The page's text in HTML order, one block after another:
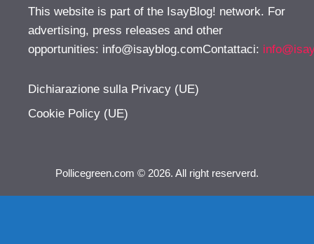
This website is part of the IsayBlog! network. For
advertising, press releases and other
opportunities: info@isayblog.comContattaci:
Dichiarazione sulla Privacy (UE)
Cookie Policy (UE)
Pollicegreen.com © 2026. All right reserverd.